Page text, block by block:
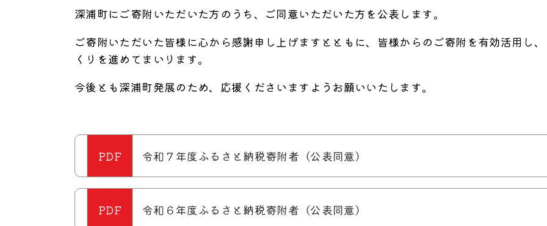
深浦町にご寄附いただいた方のうち、ご同意いただいた方を公表します。
ご寄附いただいた皆様に心から感謝申し上げますとともに、皆様からのご寄附を有効活用し
くりを進めてまいります。
今後とも深浦町発展のため、応援くださいますようお願いいたします。
令和７年度ふるさと納税寄附者（公表同意）
令和６年度ふるさと納税寄附者（公表同意）